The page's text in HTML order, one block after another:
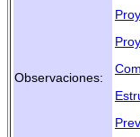
Observaciones: